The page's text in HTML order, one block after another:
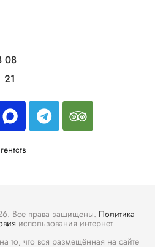
08
21
Все права защищены. Политика
использования интернет
что вся размещённая на сайте